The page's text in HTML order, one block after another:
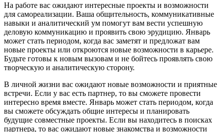
На работе вас ожидают интересные проекты и возможности
для самореализации. Ваша общительность, коммуникативные
навыки и аналитический ум помогут вам вести успешную
деловую коммуникацию и проявить свою эрудицию. Январь
может стать периодом, когда вас заметят и предложат вам
новые проекты или откроются новые возможности в карьере.
Будьте готовы к новым вызовам и не бойтесь проявлять свою
творческую и аналитическую сторону.
В личной жизни вас ожидают новые возможности и приятные
встречи. Если у вас есть партнер, то вы сможете провести
интересно время вместе. Январь может стать периодом, когда
вы сможете обсуждать общие интересы и планировать
будущие совместные проекты. Если вы находитесь в поисках
партнера, то вас ожидают новые знакомства и возможности